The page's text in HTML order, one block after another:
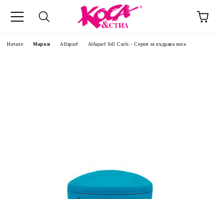
Начало Марки Alfaparf Alfaparf Sdl Curls - Серия за къдрава коса